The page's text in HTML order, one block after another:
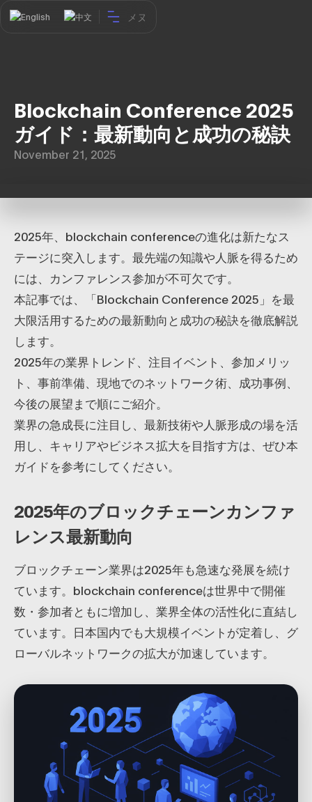
English 中文 メヌ
Blockchain Conference 2025
ガイド：最新動向と成功の秘訣
November 21, 2025
2025年、blockchain conferenceの進化は新たなス
テージに突入します。最先端の知識や人脈を得るため
には、カンファレンス参加が不可欠です。
本記事では、「Blockchain Conference 2025」を最
大限活用するための最新動向と成功の秘訣を徹底解説
します。
2025年の業界トレンド、注目イベント、参加メリッ
ト、事前準備、現地でのネットワーク術、成功事例、
今後の展望まで順にご紹介。
業界の急成長に注目し、最新技術や人脈形成の場を活
用し、キャリアやビジネス拡大を目指す方は、ぜひ本
ガイドを参考にしてください。
2025年のブロックチェーンカンファ
レンス最新動向
ブロックチェーン業界は2025年も急速な発展を続け
ています。blockchain conferenceは世界中で開催
数・参加者ともに増加し、業界全体の活性化に直結し
ています。日本国内でも大規模イベントが定着し、グ
ローバルネットワークの拡大が加速しています。